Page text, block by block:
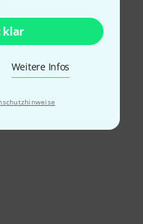
klar
Weitere Infos